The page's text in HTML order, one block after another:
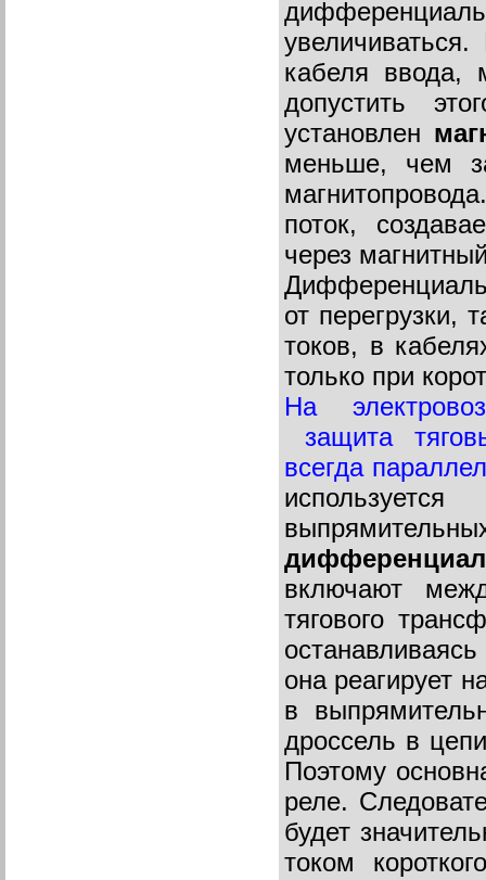
кабеля ввода,
допустить
установлен
меньше, чем
поток,
через
от перегрузки,
токов, в
только при
На
защита
всегда
включают
тягового
она реагирует
в
дроссель в
Поэтому
реле.
будет
током